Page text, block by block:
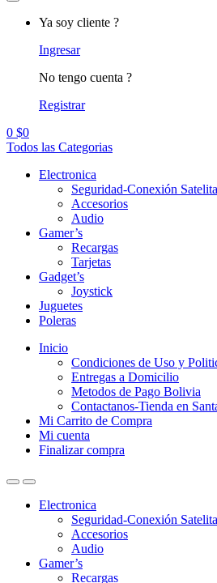
Ya soy cliente ?
Ingresar
No tengo cuenta ?
Registrar
0 $0
Todos las Categorias
Electronica
Seguridad-Conexión
Accesorios
Audio
Gamer’s
Recargas
Tarjetas
Gadget’s
Joystick
Juguetes
Poleras
Inicio
Condiciones de Uso y
Entregas a Domicilio
Metodos de Pago Bolivia
Contactanos-Tienda en
Mi Carrito de Compra
Mi cuenta
Finalizar compra
Electronica
Seguridad-Conexión
Accesorios
Audio
Gamer’s
Recargas